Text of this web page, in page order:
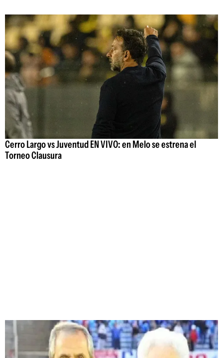
Cerro Largo vs Juventud EN VIVO: en Melo se estrena el
Torneo Clausura